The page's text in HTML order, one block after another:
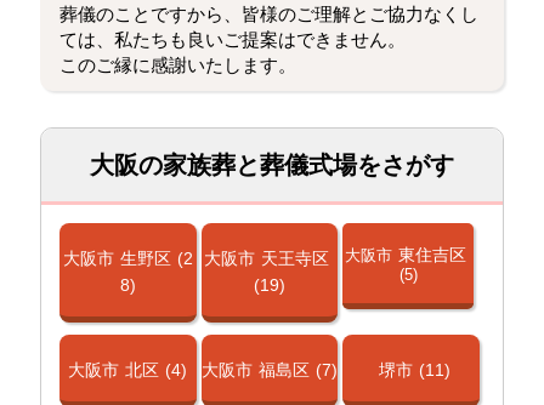
葬儀のことですから、皆様のご理解とご協力なくし
ては、私たちも良いご提案はできません。
このご縁に感謝いたします。
大阪の家族葬と葬儀式場をさがす
大阪市 生野区 (2
8)
大阪市 天王寺区
(19)
大阪市 東住吉区
(5)
大阪市 北区 (4) 大阪市 福島区 (7) 堺市 (11)